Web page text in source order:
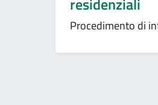
Procedimento di